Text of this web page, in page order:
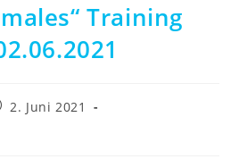
Training
2. Juni 2021